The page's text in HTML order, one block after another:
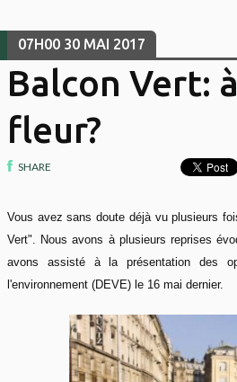
07H00 30 MAI 2017
Balcon Vert:
fleur?
SHARE
Vous avez sans doute déjà vu plusieurs
Vert". Nous avons à plusieurs reprises
avons assisté à la présentation des
l'environnement (DEVE) le 16 mai dernier.